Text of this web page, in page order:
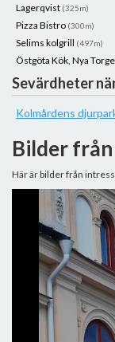
Lagerqvist (325m)
Pizza Bistro (300m)
Selims kolgrill (497m)
Östgöta Kök, Nya
Sevärdheter
Kolmårdens
Bilder
Här är bilder från